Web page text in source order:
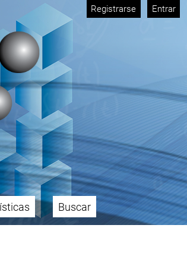
Registrarse Entrar
Buscar